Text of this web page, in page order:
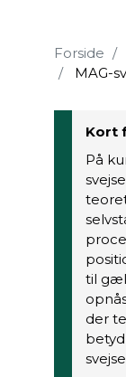
Forside
MAG-
Kort
På
til
der